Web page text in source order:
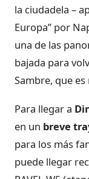
la ciudadela –
Europa” por
una de las
bajada para
Sambre, que
Para llegar a
en un breve
para los más
puede llegar